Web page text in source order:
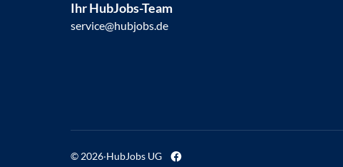
Ihr HubJobs-Team
service@hubjobs.de
© 2026·HubJobs UG